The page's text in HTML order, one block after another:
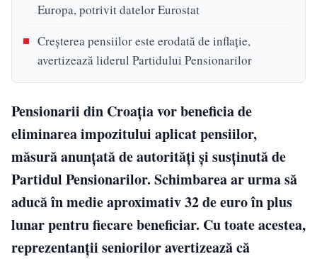
Europa, potrivit datelor Eurostat
Creșterea pensiilor este erodată de inflație,
avertizează liderul Partidului Pensionarilor
Pensionarii din Croația vor beneficia de
eliminarea impozitului aplicat pensiilor,
măsură anunțată de autorități și susținută de
Partidul Pensionarilor. Schimbarea ar urma să
aducă în medie aproximativ 32 de euro în plus
lunar pentru fiecare beneficiar. Cu toate acestea,
reprezentanții seniorilor avertizează că